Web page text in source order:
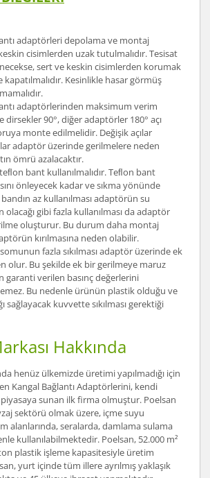
adaptörleri depolama ve montaj
cisimlerden uzak tutulmalıdır. Tesisat
sert ve keskin cisimlerden korumak
kapatılmalıdır. Kesinlikle hasar görmüş
adaptörlerinden maksimum verim
dirsekler 90°, diğer adaptörler 180° açı
monte edilmelidir. Değişik açılar
adaptör üzerinde gerilmelere neden
ömrü azalacaktır.
bant kullanılmalıdır. Teﬂon bant
önleyecek kadar ve sıkma yönünde
bandın az kullanılması adaptörün su
olacağı gibi fazla kullanılması da adaptör
oluşturur. Bu durum daha montaj
kırılmasına neden olabilir.
fazla sıkılması adaptör üzerinde ek
olur. Bu şekilde ek bir gerilmeye maruz
garanti verilen basınç değerlerini
Bu nedenle ürünün plastik olduğu ve
sağlayacak kuvvette sıkılması gerektiği
Hakkında
henüz ülkemizde üretimi yapılmadığı için
Kangal Bağlantı Adaptörlerini, kendi
sunan ilk firma olmuştur. Poelsan
sektörü olmak üzere, içme suyu
alanlarında, seralarda, damlama sulama
kullanılabilmektedir. Poelsan, 52.000 m²
ton plastik işleme kapasitesiyle üretim
yurt içinde tüm illere ayrılmış yaklaşık